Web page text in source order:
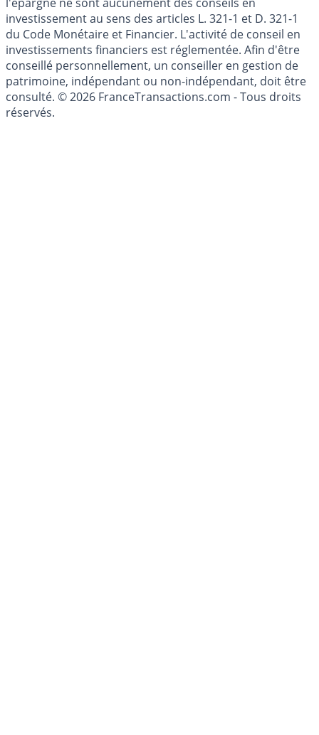
Les articles et commentaires publiés sur le guide de
l'épargne ne sont aucunement des conseils en
investissement au sens des articles L. 321-1 et D. 321-1
du Code Monétaire et Financier. L'activité de conseil en
investissements financiers est réglementée. Afin d'être
conseillé personnellement, un conseiller en gestion de
patrimoine, indépendant ou non-indépendant, doit être
consulté. © 2026 FranceTransactions.com - Tous droits